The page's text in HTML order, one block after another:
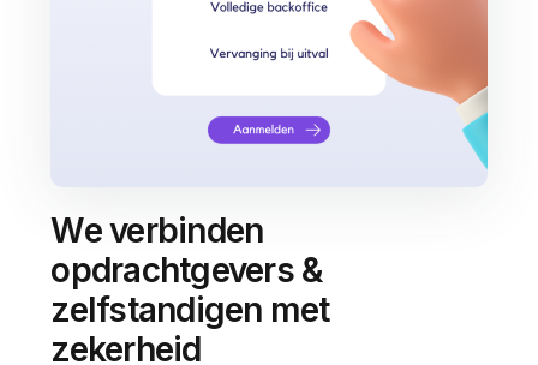
We verbinden
opdrachtgevers &
zelfstandigen met
zekerheid